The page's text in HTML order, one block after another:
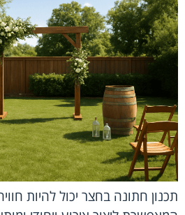
תכנון חתונה בחצר יכול להיות